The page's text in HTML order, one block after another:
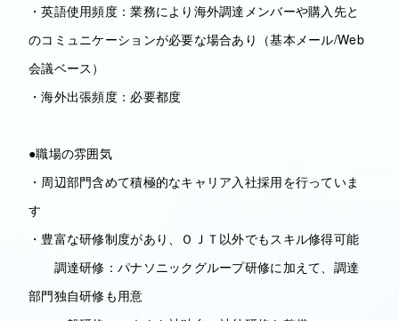
・英語使用頻度：業務により海外調達メンバーや購入先と
のコミュニケーションが必要な場合あり（基本メール/Web
会議ベース）
・海外出張頻度：必要都度
●職場の雰囲気
・周辺部門含めて積極的なキャリア入社採用を行っていま
す
・豊富な研修制度があり、ＯＪＴ以外でもスキル修得可能
調達研修：パナソニックグループ研修に加えて、調達
部門独自研修も用意